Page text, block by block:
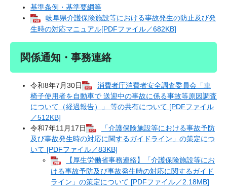
基準条例・基準要綱等
岐阜県介護保険施設等における事故発生の防止及び発
生時の対応マニュアル[PDFファイル／682KB]
関係通知・事務連絡
令和8年7月30日
消費者庁消費者安全調査委員会「車
椅子使用者を自動車で 送迎中の事故に係る事故等原因調査
について（経過報告）」 等の共有について [PDFファイル
／512KB]
令和7年11月17日
「介護保険施設等における事故予防
及び事故発生時の対応に関するガイドライン」の策定につ
いて [PDFファイル／83KB]
【厚生労働省事務連絡】「介護保険施設等にお
ける事故予防及び事故発生時の対応に関するガイド
ライン」の策定について [PDFファイル／2.18MB]